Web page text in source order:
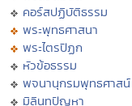
คอร์สปฏิบัติธรรม
พระพุทธศาสนา
พระไตรปิฏก
หัวข้อธรรม
พจนานุกรมพุทธศาสน์
มิลินทปัญหา